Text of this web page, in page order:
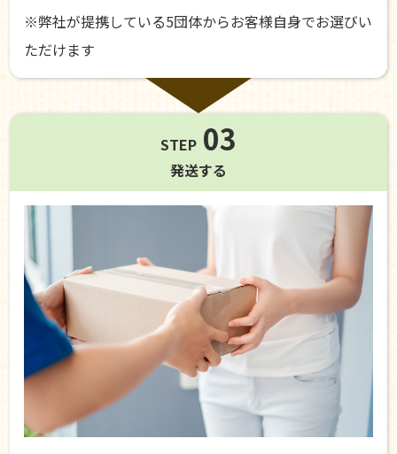
※弊社が提携している5団体からお客様自身でお選びい
ただけます
STEP 03
発送する